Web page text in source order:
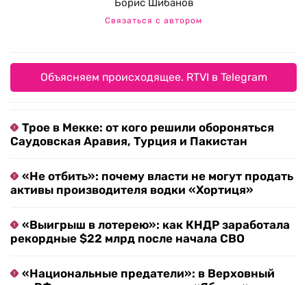
Борис Шибанов
Связаться с автором
Объясняем происходящее. RTVI в Telegram
Трое в Мекке: от кого решили обороняться
Саудовская Аравия, Турция и Пакистан
«Не отбить»: почему власти не могут продать
активы производителя водки «Хортиця»
«Выигрыш в лотерею»: как КНДР заработала
рекордные $22 млрд после начала СВО
«Национальные предатели»: в Верховный